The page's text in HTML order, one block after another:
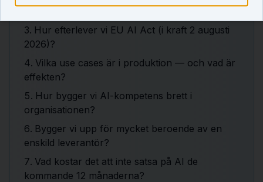
Hur efterlever vi EU AI Act (i kraft 2 augusti
2026)?
Vilka use cases är i produktion — och vad är
effekten?
Hur bygger vi AI-kompetens brett i
organisationen?
Bygger vi upp för mycket beroende av en
enskild leverantör?
Vad kostar det att inte satsa på AI de
kommande 12 månaderna?